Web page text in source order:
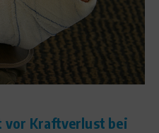
vor Kraftverlust bei